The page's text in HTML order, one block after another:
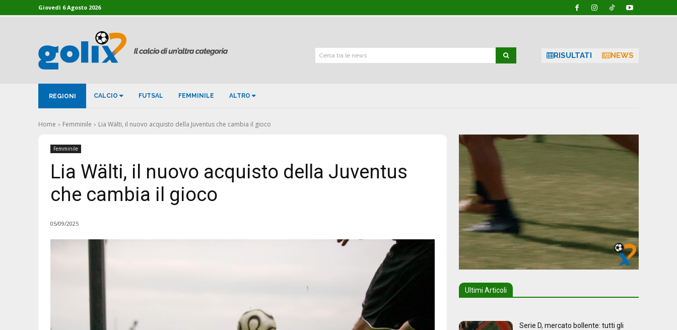
Giovedì 6 Agosto 2026
Cerca tra le news RISULTATI NEWS
REGIONI CALCIO FUTSAL FEMMINILE ALTRO
Home Femminile Lia Wälti, il nuovo acquisto della Juventus che cambia il gioco
Femminile
Lia Wälti, il nuovo acquisto della Juventus
che cambia il gioco
05/09/2025
Ultimi Articoli
Serie D, mercato bollente: tutti gli